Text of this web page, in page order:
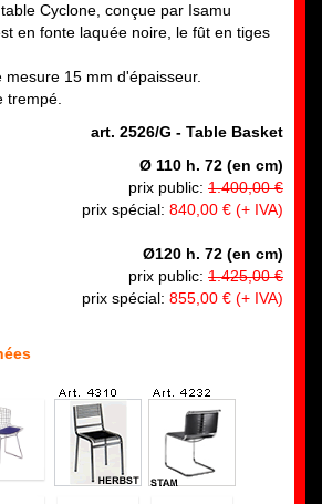
Cyclone, conçue par Isamu
en fonte laquée noire, le fût en tiges
15 mm d'épaisseur.
trempé.
art. 2526/G - Table Basket
Ø 110 h. 72 (en cm)
prix public: 1.400,00 €
prix spécial: 840,00 € (+ IVA)
Ø120 h. 72 (en cm)
prix public: 1.425,00 €
prix spécial: 855,00 € (+ IVA)